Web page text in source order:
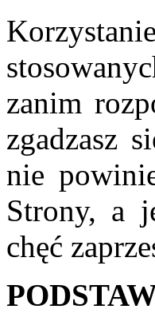
zanim
zgadzasz
nie
Strony, a
chęć